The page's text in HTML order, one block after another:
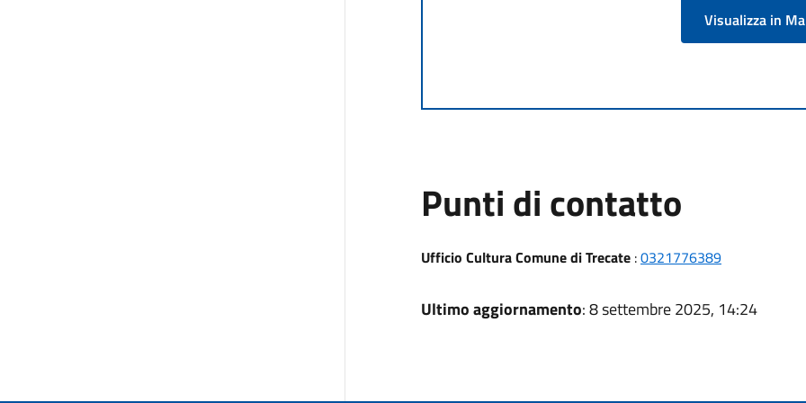
Visualizza in
Punti di contatto
Ufficio Cultura Comune di Trecate:0321776389
Ultimo aggiornamento: 8 settembre 2025, 14:24